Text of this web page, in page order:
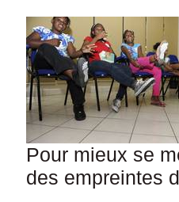
Pour mieux se
des empreintes